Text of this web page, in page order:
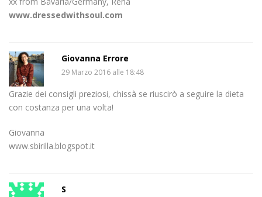
www.dressedwithsoul.com
Giovanna Errore
29 Marzo 2016 alle 18:48
Grazie dei consigli preziosi, chissà se riuscirò a seguire la dieta
con costanza per una volta!
Giovanna
www.sbirilla.blogspot.it
S